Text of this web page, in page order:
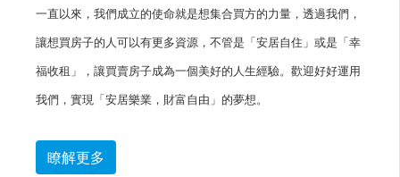
一直以來，我們成立的使命就是想集合買方的力量，透過我們，
讓想買房子的人可以有更多資源，不管是「安居自住」或是「幸
福收租」，讓買賣房子成為一個美好的人生經驗。歡迎好好運用
我們，實現「安居樂業，財富自由」的夢想。
瞭解更多